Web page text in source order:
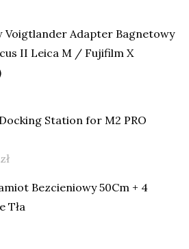
Voigtlander Adapter Bagnetowy
II Leica M / Fujifilm X
Station for M2 PRO
zł
Bezcieniowy 50Cm + 4
Tła